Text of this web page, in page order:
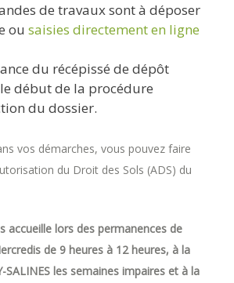
de travaux sont à déposer
ou saisies directement en ligne
du récépissé de dépôt
début de la procédure
du dossier.
vos démarches, vous pouvez faire
du Droit des Sols (ADS) du
accueille lors des permanences de
de 9 heures à 12 heures, à la
SALINES les semaines impaires et à la